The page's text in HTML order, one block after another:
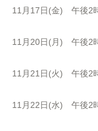
11月17日(金) 午後2
11月20日(月) 午後2
11月21日(火) 午後2
11月22日(水) 午後2